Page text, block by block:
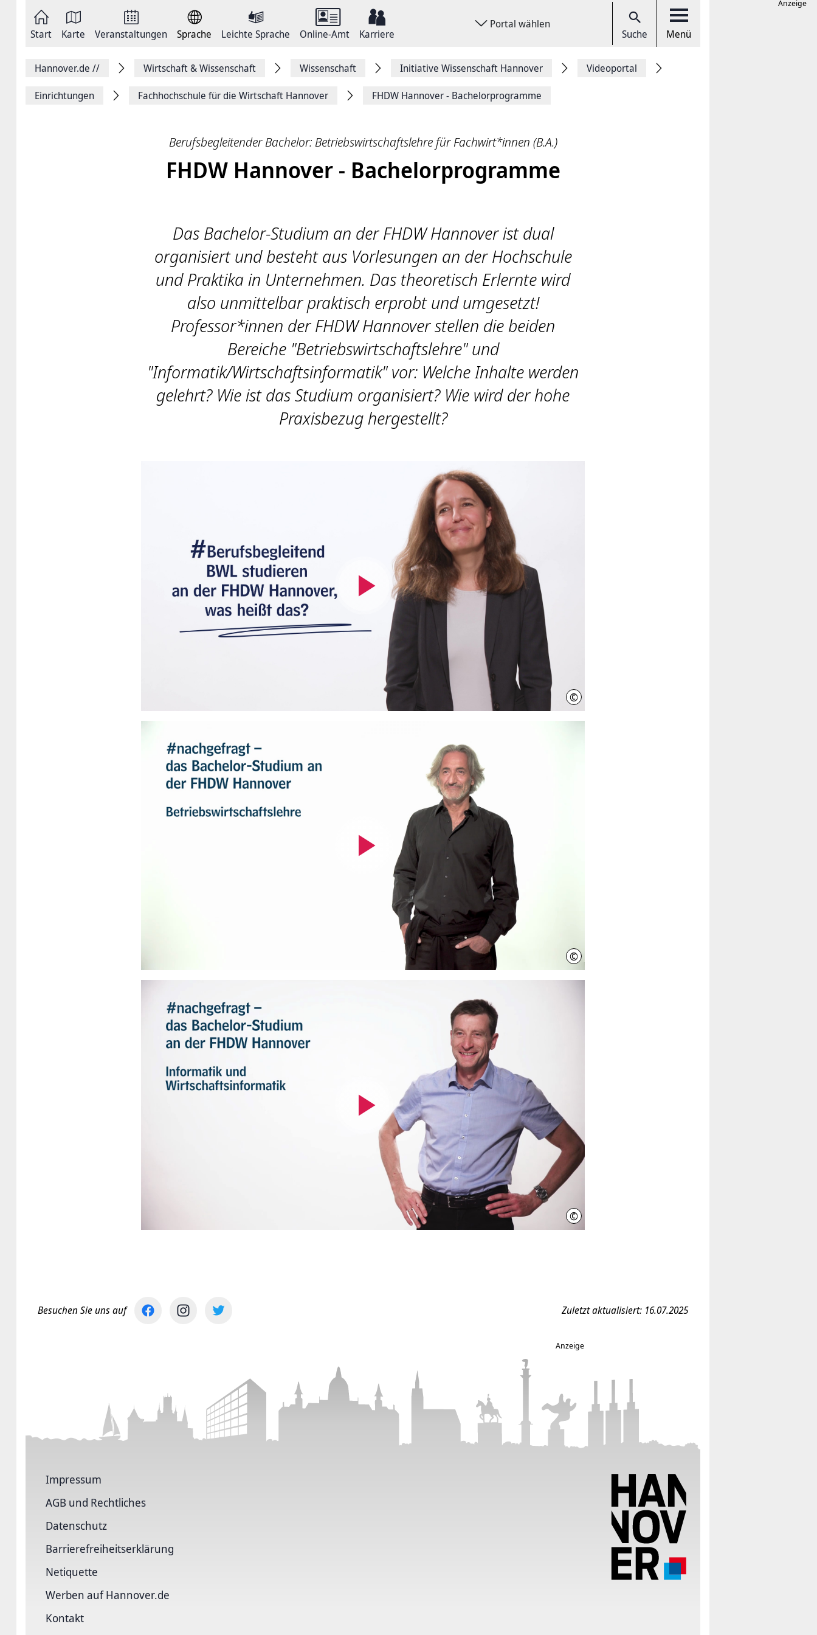
springen
Start Karte Veranstaltungen Sprache Leichte Sprache Online-Amt Karriere
Portal wählen
Suche Menü
FacebookHannover.de // Wirtschaft & Wissenschaft Wissenschaft Initiative Wissenschaft Hannover Videoportal
Einrichtungen Fachhochschule ­für die Wirtschaft Hannover FHDW Hannover - Bachelorprogramme
Berufsbegleitender Bachelor: Betriebs­wirt­schafts­lehre für Fachwirt*innen (B.A.)
FHDW Hannover - Bachelorprogramme
Das Bachelor-Studium an der FHDW Hannover ist dual
organisiert und besteht aus Vorlesungen an der Hochschule
und Praktika in Unternehmen. Das theoretisch Erlernte wird
also unmittelbar praktisch erprobt und umgesetzt!
Professor*innen der FHDW Hannover stellen die beiden
Bereiche "Betriebswirtschaftslehre" und
"Informatik/Wirtschaftsinformatik" vor: Welche Inhalte werden
gelehrt? Wie ist das Studium organisiert? Wie wird der hohe
Praxisbezug hergestellt?
Video
abspielen
©IniWi
Video
abspielen
©IniWi
Video
abspielen
©IniWi
Besuchen Sie uns auf Zuletzt aktualisiert: 16.07.2025
Anzeige
Impressum
AGB und Rechtliches
Datenschutz
Barriere­freiheits­erklärung
Netiquette
Werben auf Hannover.de
Kontakt
Anzeige